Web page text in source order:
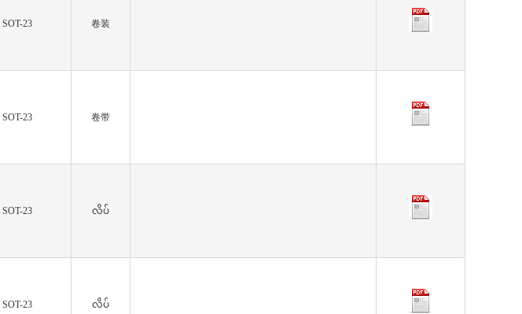
SOT-23 卷装
SOT-23 卷带
SOT-23 လိပ်
SOT-23 လိပ်